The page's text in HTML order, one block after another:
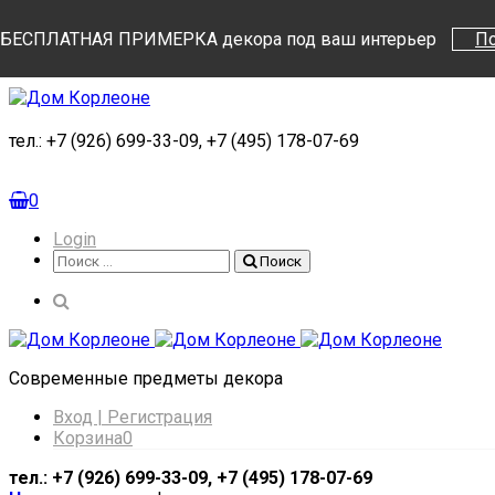
БЕСПЛАТНАЯ ПРИМЕРКА декора под ваш интерьер
тел.: +7 (926) 699-33-09, +7 (495) 178-07-69
0
Login
Поиск
Поиск
Cовременные предметы декора
Вход | Регистрация
Корзина0
тел.: +7 (926) 699-33-09, +7 (495) 178-07-69